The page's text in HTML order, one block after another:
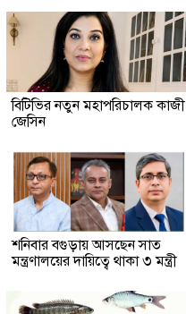
বিটিভির নতুন মহাপরিচালক কাজী
জেসিন
শনিবার বগুড়ায় আসছেন সাত
মন্ত্রণালয়ের দায়িত্বে থাকা ৩ মন্ত্রী